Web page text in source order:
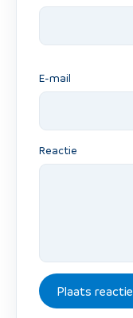
E-mail
Reactie
Plaats reactie